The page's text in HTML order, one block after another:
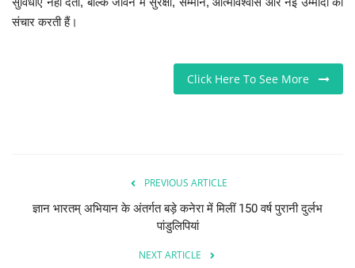
संचार करती हैं।
Click Here To See More
PREVIOUS ARTICLE
ज्ञान भारतम् अभियान के अंतर्गत बड़े कनेरा में मिलीं 150 वर्ष पुरानी दुर्लभ
पांडुलिपियां
NEXT ARTICLE